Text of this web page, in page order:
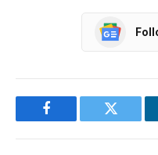
Facebook Twitter